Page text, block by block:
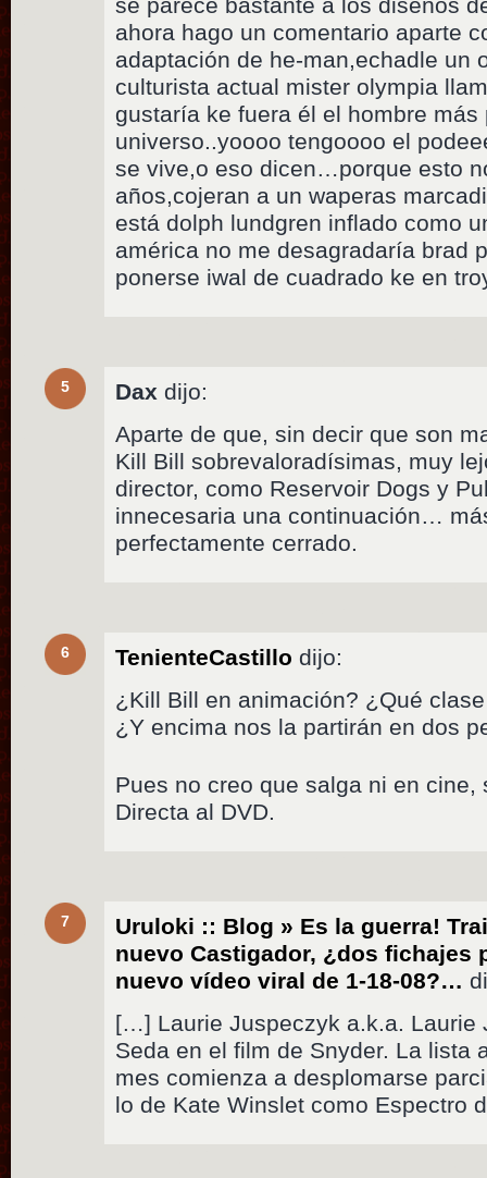
se parece bastante a los diseños
ahora hago un comentario aparte
adaptación de he-man,echadle un
culturista actual mister olympia
gustaría ke fuera él el hombre más
universo..yoooo tengoooo el
se vive,o eso dicen…porque esto
años,cojeran a un waperas
está dolph lundgren inflado como
américa no me desagradaría brad
ponerse iwal de cuadrado ke en
5 Dax dijo:
Aparte de que, sin decir que son
Kill Bill sobrevaloradísimas, muy
director, como Reservoir Dogs y
innecesaria una continuación…
perfectamente cerrado.
6 TenienteCastillo dijo:
¿Kill Bill en animación? ¿Qué
¿Y encima nos la partirán en dos
Pues no creo que salga ni en
Directa al DVD.
7
Uruloki :: Blog » Es la guerra!
nuevo Castigador, ¿dos fichajes
nuevo vídeo viral de 1-18-08?…
[…] Laurie Juspeczyk a.k.a. Laurie
Seda en el film de Snyder. La lista
mes comienza a desplomarse
lo de Kate Winslet como Espectro